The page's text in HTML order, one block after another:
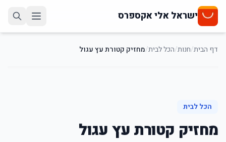
ישראל אלי אקספרס
דף הבית/חנות/הכל לבית/מחזיק קטורת עץ עגול
הכל לבית
מחזיק קטורת עץ עגול